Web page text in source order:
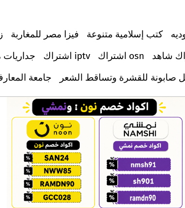
فيزا مصر للمغاربة كتب إسلامية متنوعة
اشتراك iptv اشتراك osn شاهد
جامعة
صابونة للقشرة وتساقط الشعر